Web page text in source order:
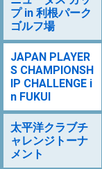
プ in 利根パーク
ゴルフ場
JAPAN PLAYER
S CHAMPIONSH
IP CHALLENGE i
n FUKUI
太平洋クラブチ
ャレンジトーナ
メント